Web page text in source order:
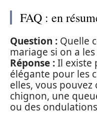
FAQ : en
Question : Quelle
mariage si on a
Réponse :Il existe
élégante pour les
elles, vous
chignon, une
ou des